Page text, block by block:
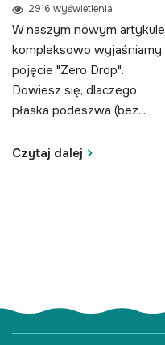
2916 wyświetlenia
W naszym nowym artykule
kompleksowo wyjaśniamy
pojęcie "Zero Drop".
Dowiesz się, dlaczego
płaska podeszwa (bez...
Czytaj dalej